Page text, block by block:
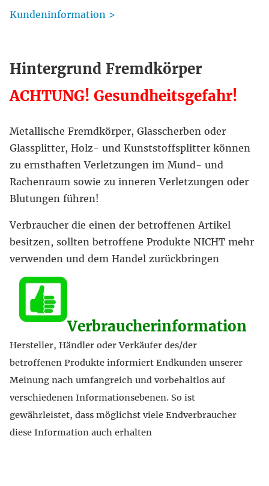
Kundeninformation >
Hintergrund Fremdkörper
ACHTUNG! Gesundheitsgefahr!
Metallische Fremdkörper, Glasscherben oder
Glassplitter, Holz- und Kunststoffsplitter können
zu ernsthaften Verletzungen im Mund- und
Rachenraum sowie zu inneren Verletzungen oder
Blutungen führen!
Verbraucher die einen der betroffenen Artikel
besitzen, sollten betroffene Produkte NICHT mehr
verwenden und dem Handel zurückbringen
Verbraucherinformation
Hersteller, Händler oder Verkäufer des/der
betroffenen Produkte informiert Endkunden unserer
Meinung nach umfangreich und vorbehaltlos auf
verschiedenen Informationsebenen. So ist
gewährleistet, dass möglichst viele Endverbraucher
diese Information auch erhalten